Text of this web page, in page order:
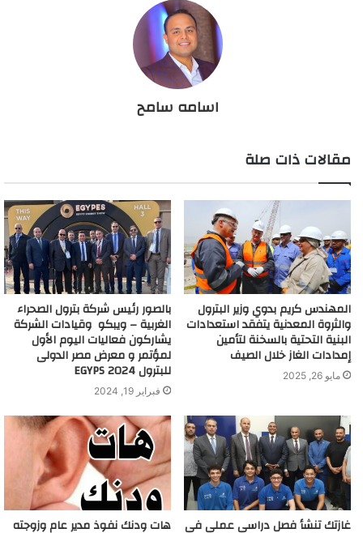
اسامه سامح
مقالات ذات صلة
المهندس كريم بدوي وزير البترول
والثروة المعدنية يتفقد استعدادات
البنية التحتية بالسخنة لتأمين
إمدادات الغاز خلال الصيف
مايو 26, 2025
بالصور رئيس شركة بترول الصحراء
الغربية – ويبكو وقيادات الشركة
يشاركون فعاليات اليوم الأول
لمؤتمر و معرض مصر الدولى
للبترول EGYPS 2024
فبراير 19, 2024
غازتك تنشأ فصل دراسى عملى فى هات ودنك نفوذ مدير عام وزوجته